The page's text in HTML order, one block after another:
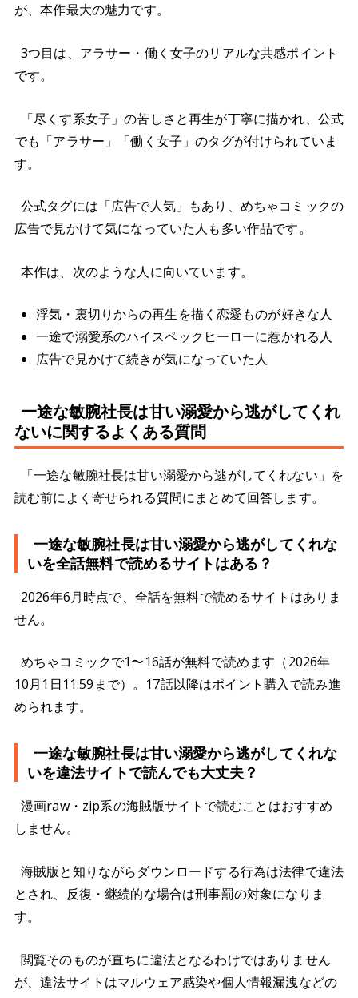
が、本作最大の魅力です。
3つ目は、アラサー・働く女子のリアルな共感ポイント
です。
「尽くす系女子」の苦しさと再生が丁寧に描かれ、公式
でも「アラサー」「働く女子」のタグが付けられていま
す。
公式タグには「広告で人気」もあり、めちゃコミックの
広告で見かけて気になっていた人も多い作品です。
本作は、次のような人に向いています。
浮気・裏切りからの再生を描く恋愛ものが好きな人
一途で溺愛系のハイスペックヒーローに惹かれる人
広告で見かけて続きが気になっていた人
一途な敏腕社長は甘い溺愛から逃がしてくれ
ないに関するよくある質問
「一途な敏腕社長は甘い溺愛から逃がしてくれない」を
読む前によく寄せられる質問にまとめて回答します。
一途な敏腕社長は甘い溺愛から逃がしてくれな
いを全話無料で読めるサイトはある？
2026年6月時点で、全話を無料で読めるサイトはありま
せん。
めちゃコミックで1〜16話が無料で読めます（2026年
10月1日11:59まで）。17話以降はポイント購入で読み進
められます。
一途な敏腕社長は甘い溺愛から逃がしてくれな
いを違法サイトで読んでも大丈夫？
漫画raw・zip系の海賊版サイトで読むことはおすすめ
しません。
海賊版と知りながらダウンロードする行為は法律で違法
とされ、反復・継続的な場合は刑事罰の対象になりま
す。
閲覧そのものが直ちに違法となるわけではありません
が、違法サイトはマルウェア感染や個人情報漏洩などの